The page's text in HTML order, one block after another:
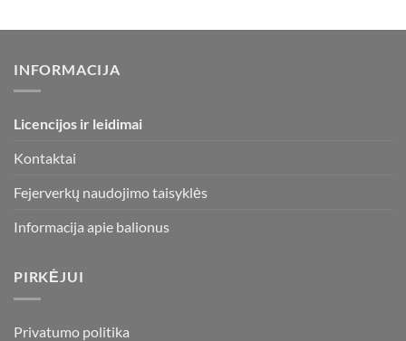
multiple
The
be
product
page
INFORMACIJA
Licencijos ir leidimai
Kontaktai
Fejerverkų naudojimo taisyklės
Informacija apie balionus
PIRKĖJUI
Privatumo politika